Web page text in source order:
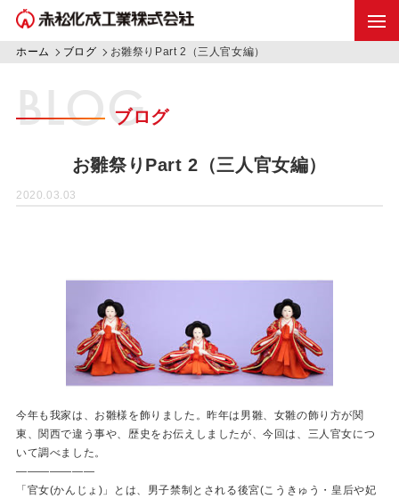
ホーム ブログ お雛祭りPart 2（三人官女編）
BLOG
ブログ
お雛祭りPart 2（三人官女編）
2020.03.03
今年も我家は、お雛様を飾りました。昨年は男雛、女雛の飾り方が関
東、関西で違う事や、歴史をお伝えしましたが、今回は、三人官女につ
いて調べました。
———————
「官女(かんじょ)」とは、男子禁制とされる後宮(こうきゅう・皇后や妃